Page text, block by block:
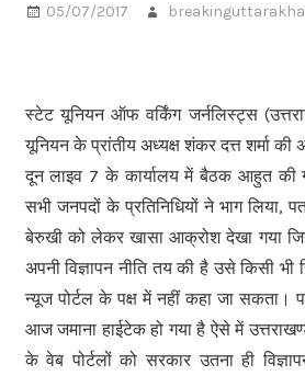
05/07/2017
स्टेट यूनियन ऑफ वर्किंग जर्नलिस्ट्स
यूनियन के प्रांतीय अध्यक्ष शंकर दत्त शर्मा की
दून लाइव 7 के कार्यालय में बैठक आहुत की
सभी जनपदों के प्रतिनिधियों ने भाग लिया,
बेरुखी को लेकर खासा आक्रोश देखा गया
अपनी विज्ञापन नीति तय की है उसे किसी
न्यूज पोर्टल के पक्ष में नहीं कहा जा सकता।
आज जमाना हाईटेक हो गया है ऐसे में
के वेब पोर्टलों को सरकार उतना ही